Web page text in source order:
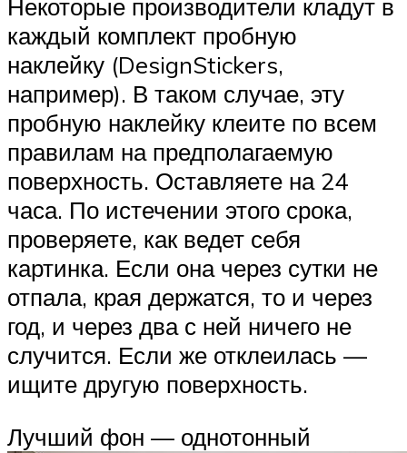
Некоторые производители кладут в
каждый комплект пробную
наклейку (DesignStickers,
например). В таком случае, эту
пробную наклейку клеите по всем
правилам на предполагаемую
поверхность. Оставляете на 24
часа. По истечении этого срока,
проверяете, как ведет себя
картинка. Если она через сутки не
отпала, края держатся, то и через
год, и через два с ней ничего не
случится. Если же отклеилась —
ищите другую поверхность.
Лучший фон — однотонный